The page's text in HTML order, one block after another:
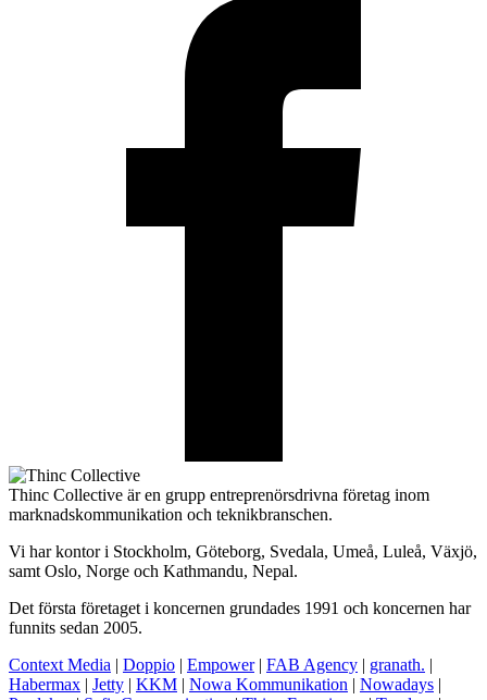
Thinc Collective är en grupp entreprenörsdrivna företag inom
marknadskommunikation och teknikbranschen.
Vi har kontor i Stockholm, Göteborg, Svedala, Umeå, Luleå, Växjö,
samt Oslo, Norge och Kathmandu, Nepal.
Det första företaget i koncernen grundades 1991 och koncernen har
funnits sedan 2005.
Context Media | Doppio | Empower| FAB Agency | granath. |
Habermax | Jetty | KKM | Nowa Kommunikation | Nowadays |